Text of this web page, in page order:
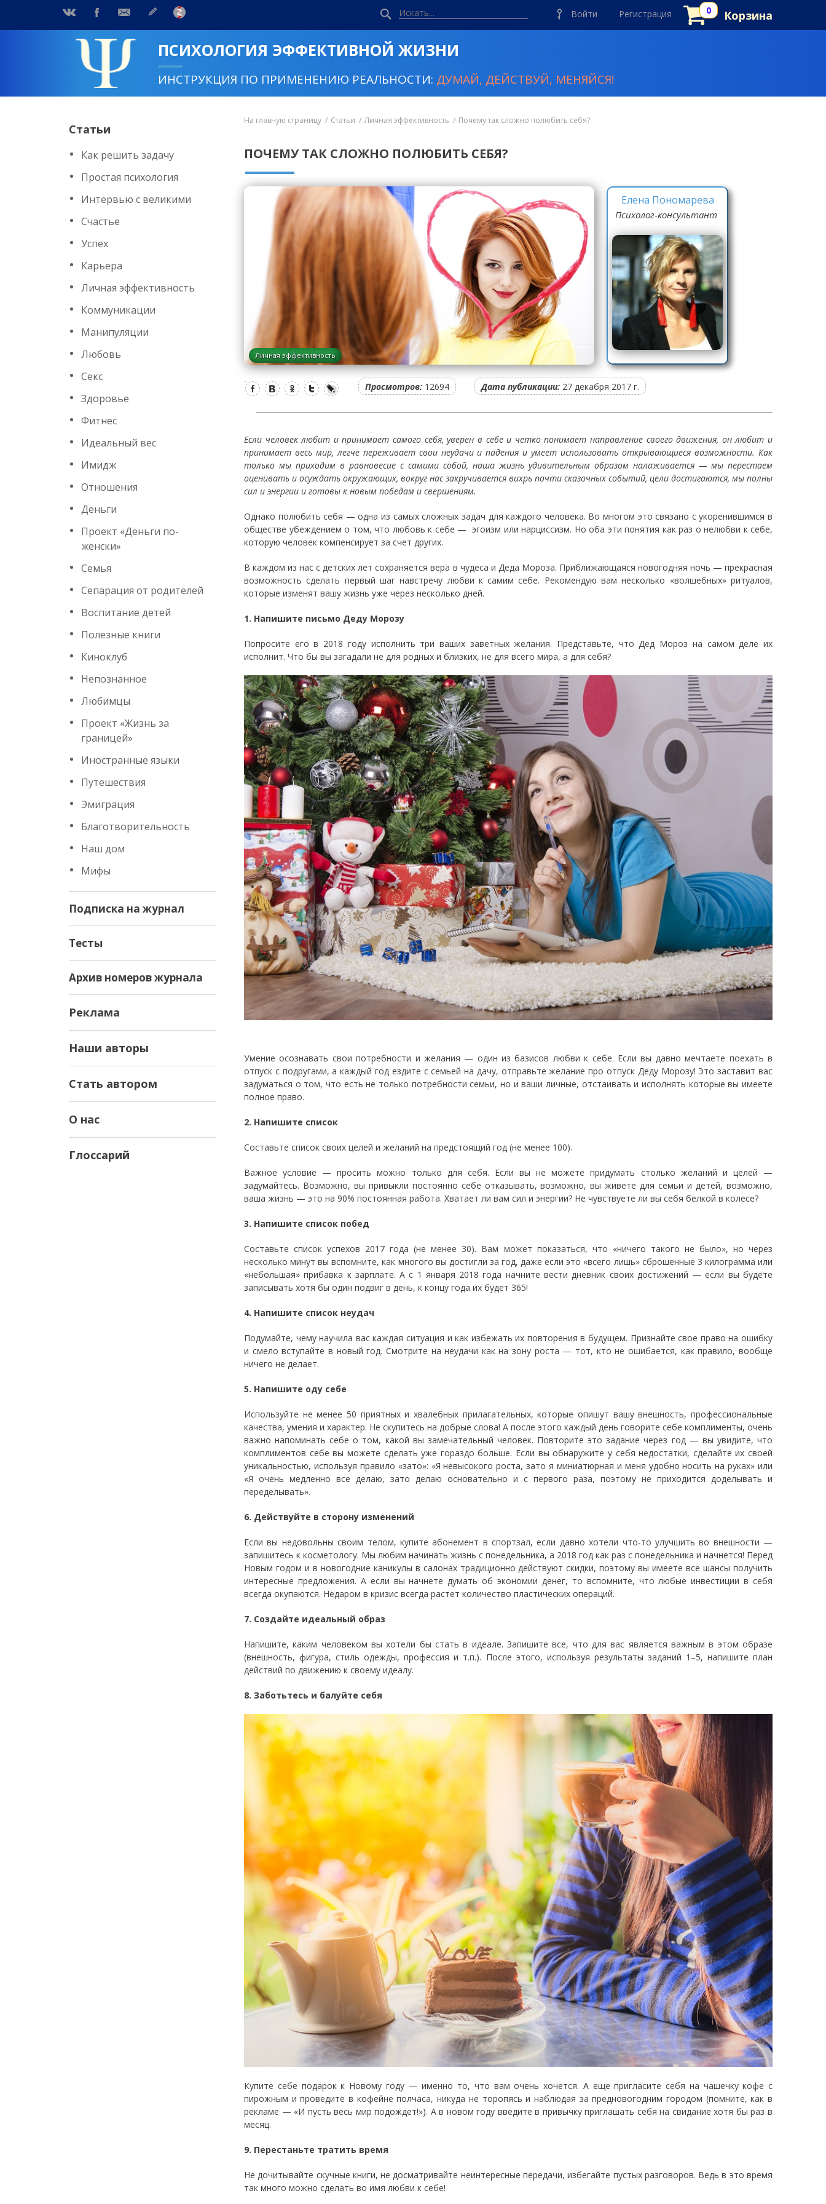
Войти Регистрация Корзина
ПСИХОЛОГИЯ ЭФФЕКТИВНОЙ ЖИЗНИ
ИНСТРУКЦИЯ ПО ПРИМЕНЕНИЮ РЕАЛЬНОСТИ: ДУМАЙ, ДЕЙСТВУЙ, МЕНЯЙСЯ!
Статьи
Как решить задачу
Простая психология
Интервью с великими
Счастье
Успех
Карьера
Личная эффективность
Коммуникации
Манипуляции
Любовь
Секс
Здоровье
Фитнес
Идеальный вес
Имидж
Отношения
Деньги
Проект «Деньги по-
женски»
Семья
Сепарация от родителей
Воспитание детей
Полезные книги
Киноклуб
Непознанное
Любимцы
Проект «Жизнь за
границей»
Иностранные языки
Путешествия
Эмиграция
Благотворительность
Наш дом
Мифы
Подписка на журнал
Тесты
Архив номеров журнала
Реклама
Наши авторы
Стать автором
О нас
Глоссарий
На главную страницу Статьи Личная эффективность Почему так сложно полюбить себя?
ПОЧЕМУ ТАК СЛОЖНО ПОЛЮБИТЬ СЕБЯ?
Личная эффективность
Елена Пономарева
Психолог-консультант
Просмотров: 12694 Дата публикации: 27 декабря 2017 г.
Если человек любит и принимает самого себя, уверен в себе и четко понимает направление своего движения, он любит и
принимает весь мир, легче переживает свои неудачи и падения и умеет использовать открывающиеся возможности. Как
только мы приходим в равновесие с самими собой, наша жизнь удивительным образом налаживается — мы перестаем
оценивать и осуждать окружающих, вокруг нас закручивается вихрь почти сказочных событий, цели достигаются, мы полны
сил и энергии и готовы к новым победам и свершениям.
Однако полюбить себя — одна из самых сложных задач для каждого человека. Во многом это связано с укоренившимся в
обществе убеждением о том, что любовь к себе — эгоизм или нарциссизм. Но оба эти понятия как раз о нелюбви к себе,
которую человек компенсирует за счет других.
В каждом из нас с детских лет сохраняется вера в чудеса и Деда Мороза. Приближающаяся новогодняя ночь — прекрасная
возможность сделать первый шаг навстречу любви к самим себе. Рекомендую вам несколько «волшебных» ритуалов,
которые изменят вашу жизнь уже через несколько дней.
1. Напишите письмо Деду Морозу
Попросите его в 2018 году исполнить три ваших заветных желания. Представьте, что Дед Мороз на самом деле их
исполнит. Что бы вы загадали не для родных и близких, не для всего мира, а для себя?
Умение осознавать свои потребности и желания — один из базисов любви к себе. Если вы давно мечтаете поехать в
отпуск с подругами, а каждый год ездите с семьей на дачу, отправьте желание про отпуск Деду Морозу! Это заставит вас
задуматься о том, что есть не только потребности семьи, но и ваши личные, отстаивать и исполнять которые вы имеете
полное право.
2. Напишите список
Составьте список своих целей и желаний на предстоящий год (не менее 100).
Важное условие — просить можно только для себя. Если вы не можете придумать столько желаний и целей —
задумайтесь. Возможно, вы привыкли постоянно себе отказывать, возможно, вы живете для семьи и детей, возможно,
ваша жизнь — это на 90% постоянная работа. Хватает ли вам сил и энергии? Не чувствуете ли вы себя белкой в колесе?
3. Напишите список побед
Составьте список успехов 2017 года (не менее 30). Вам может показаться, что «ничего такого не было», но через
несколько минут вы вспомните, как многого вы достигли за год, даже если это «всего лишь» сброшенные 3 килограмма или
«небольшая» прибавка к зарплате. А с 1 января 2018 года начните вести дневник своих достижений — если вы будете
записывать хотя бы один подвиг в день, к концу года их будет 365!
4. Напишите список неудач
Подумайте, чему научила вас каждая ситуация и как избежать их повторения в будущем. Признайте свое право на ошибку
и смело вступайте в новый год. Смотрите на неудачи как на зону роста — тот, кто не ошибается, как правило, вообще
ничего не делает.
5. Напишите оду себе
Используйте не менее 50 приятных и хвалебных прилагательных, которые опишут вашу внешность, профессиональные
качества, умения и характер. Не скупитесь на добрые слова! А после этого каждый день говорите себе комплименты, очень
важно напоминать себе о том, какой вы замечательный человек. Повторите это задание через год — вы увидите, что
комплиментов себе вы можете сделать уже гораздо больше. Если вы обнаружите у себя недостатки, сделайте их своей
уникальностью, используя правило «зато»: «Я невысокого роста, зато я миниатюрная и меня удобно носить на руках» или
«Я очень медленно все делаю, зато делаю основательно и с первого раза, поэтому не приходится доделывать и
переделывать».
6. Действуйте в сторону изменений
Если вы недовольны своим телом, купите абонемент в спортзал, если давно хотели что-то улучшить во внешности —
запишитесь к косметологу. Мы любим начинать жизнь с понедельника, а 2018 год как раз с понедельника и начнется! Перед
Новым годом и в новогодние каникулы в салонах традиционно действуют скидки, поэтому вы имеете все шансы получить
интересные предложения. А если вы начнете думать об экономии денег, то вспомните, что любые инвестиции в себя
всегда окупаются. Недаром в кризис всегда растет количество пластических операций.
7. Создайте идеальный образ
Напишите, каким человеком вы хотели бы стать в идеале. Запишите все, что для вас является важным в этом образе
(внешность, фигура, стиль одежды, профессия и т.п.). После этого, используя результаты заданий 1–5, напишите план
действий по движению к своему идеалу.
8. Заботьтесь и балуйте себя
Купите себе подарок к Новому году — именно то, что вам очень хочется. А еще пригласите себя на чашечку кофе с
пирожным и проведите в кофейне полчаса, никуда не торопясь и наблюдая за предновогодним городом (помните, как в
рекламе — «И пусть весь мир подождет!»). А в новом году введите в привычку приглашать себя на свидание хотя бы раз в
месяц.
9. Перестаньте тратить время
Не дочитывайте скучные книги, не досматривайте неинтересные передачи, избегайте пустых разговоров. Ведь в это время
так много можно сделать во имя любви к себе!